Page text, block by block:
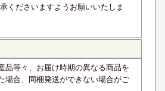
くださいますようお願いいたしま
品等々、お届け時期の異なる商品を
場合、同梱発送ができない場合がご